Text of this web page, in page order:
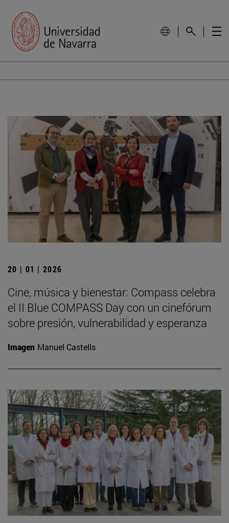
20 | 01 | 2026
Cine, música y bienestar: Compass celebra
el II Blue COMPASS Day con un cinefórum
sobre presión, vulnerabilidad y esperanza
Imagen Manuel Castells